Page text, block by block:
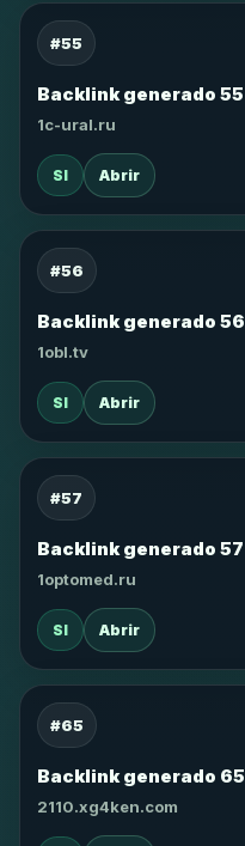
#55
Backlink generado 55
1c-ural.ru
SI Abrir
#56
Backlink generado 56
1obl.tv
SI Abrir
#57
Backlink generado 57
1optomed.ru
SI Abrir
#65
Backlink generado 65
2110.xg4ken.com